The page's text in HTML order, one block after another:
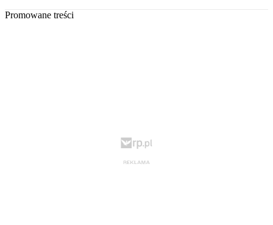
Promowane treści